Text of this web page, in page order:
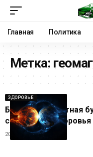
Главная Политика
Метка:
ЗДОРОВЬЕ
Будет ли магнитная
советы для здоровья
20.05.2026